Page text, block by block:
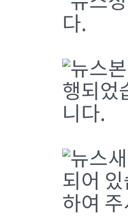
다.
행되었
니다.
되어
하여